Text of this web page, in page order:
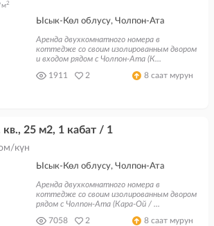
м2
Ысык-Көл облусу, Чолпон-Ата
Аренда двухкомнатного номера в
коттедже со своим изолированным двором
и входом рядом с Чолпон-Ата (К...
1911
2 8 саат мурун
25 м2, 1 кабат / 1
күн
Ысык-Көл облусу, Чолпон-Ата
Аренда двухкомнатного номера в
коттедже со своим изолированным двором
рядом с Чолпон-Ата (Кара-Ой / ...
7058
2 8 саат мурун